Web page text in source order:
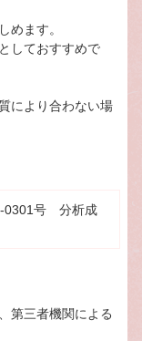
めます。
しておすすめで
により合わない場
0301号 分析成
第三者機関による